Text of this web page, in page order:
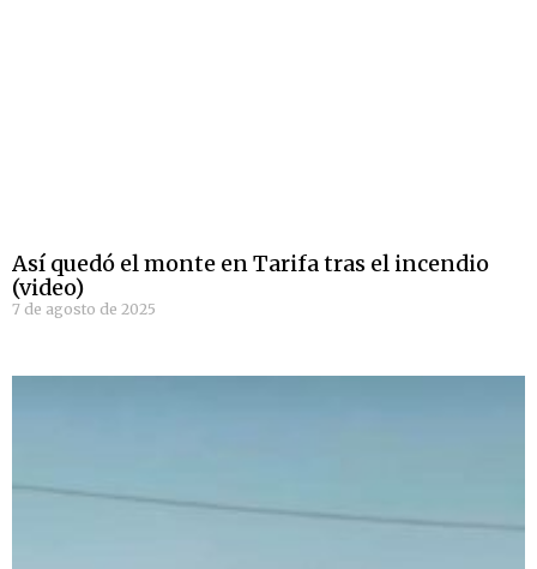
Así quedó el monte en Tarifa tras el incendio
(video)
7 de agosto de 2025